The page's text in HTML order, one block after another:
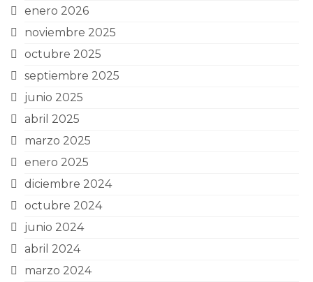
enero 2026
noviembre 2025
octubre 2025
septiembre 2025
junio 2025
abril 2025
marzo 2025
enero 2025
diciembre 2024
octubre 2024
junio 2024
abril 2024
marzo 2024